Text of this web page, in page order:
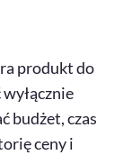
produkt do
budżet, czas
ceny i